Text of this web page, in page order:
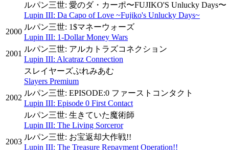
ルパン三世: 愛のダ・カーポ〜FUJIKO'S Unlucky Days〜
Lupin III: Da Capo of Love ~Fujiko's Unlucky Days~
2000
ルパン三世: 1$マネーウォーズ
Lupin III: 1-Dollar Money Wars
2001
ルパン三世: アルカトラズコネクション
Lupin III: Alcatraz Connection
スレイヤーズぷれみあむ
Slayers Premium
2002
ルパン三世: EPISODE:0 ファーストコンタクト
Lupin III: Episode 0 First Contact
ルパン三世: 生きていた魔術師
Lupin III: The Living Sorceror
2003
ルパン三世: お宝返却大作戦!!
Lupin III: The Treasure Repayment Operation!!